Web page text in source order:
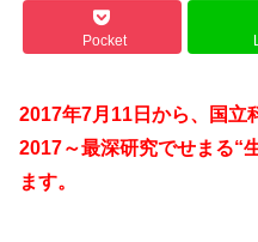
Pocket
2017年7月11日から、国立
2017～最深研究でせまる“
ます。